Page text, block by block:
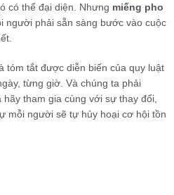
có thể đại diện. Nhưng miếng pho
người phải sẵn sàng bước vào cuộc
tóm tắt được diễn biến của quy luật
từng giờ. Và chúng ta phải
tham gia cùng với sự thay đổi,
mỗi người sẽ tự hủy hoại cơ hội tồn